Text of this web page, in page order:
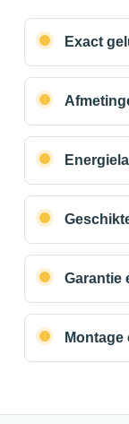
Exact
Garantie
Montage